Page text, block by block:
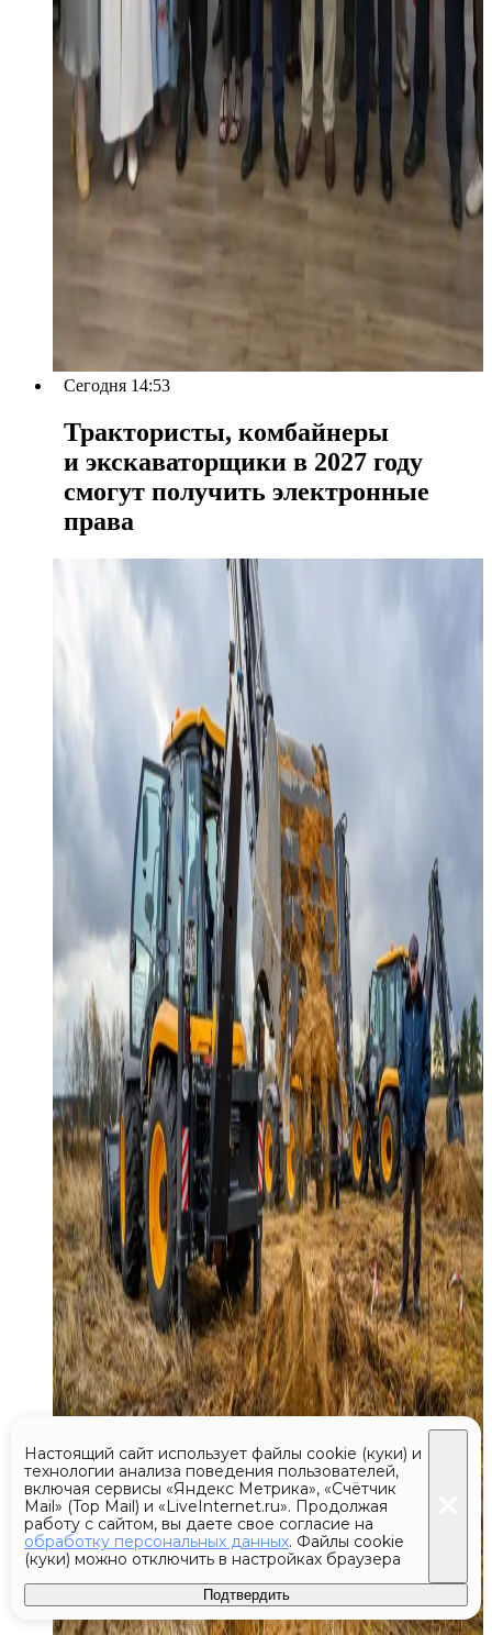
Сегодня 14:53
Трактористы, комбайнеры
и экскаваторщики в 2027 году
смогут получить электронные
права
Настоящий сайт использует файлы cookie (куки) и
технологии анализа поведения пользователей,
включая сервисы «Яндекс Метрика», «Счётчик
Mail» (Top Mail) и «LiveInternet.ru». Продолжая
работу с сайтом, вы даете свое согласие на
обработку персональных данных. Файлы cookie
(куки) можно отключить в настройках браузера
Подтвердить